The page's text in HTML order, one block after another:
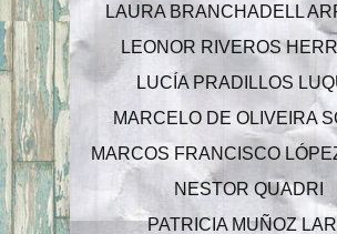
LAURA BRANCHADELL
LEONOR RIVEROS
LUCÍA PRADILLOS
MARCELO DE OLIVEIRA
MARCOS FRANCISCO
NESTOR QUADRI
PATRICIA MUÑOZ